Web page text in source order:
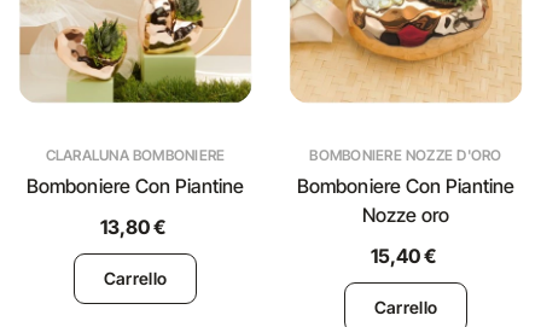
CLARALUNA BOMBONIERE
Bomboniere Con Piantine
13,80 €
Carrello
BOMBONIERE NOZZE D'ORO
Bomboniere Con Piantine
Nozze oro
15,40 €
Carrello